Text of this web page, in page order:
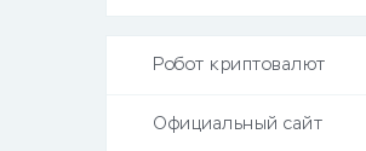
Робот криптовалют
Официальный сайт